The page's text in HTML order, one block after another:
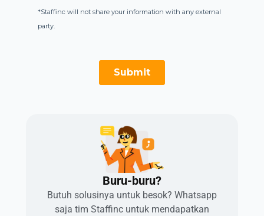
Buru-buru?​
Butuh solusinya untuk besok? Whatsapp
saja tim Staffinc untuk mendapatkan